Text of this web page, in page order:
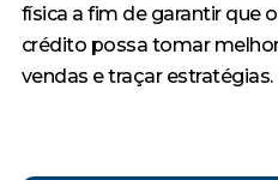
física a fim de garantir que
crédito possa tomar
vendas e traçar estratégias.